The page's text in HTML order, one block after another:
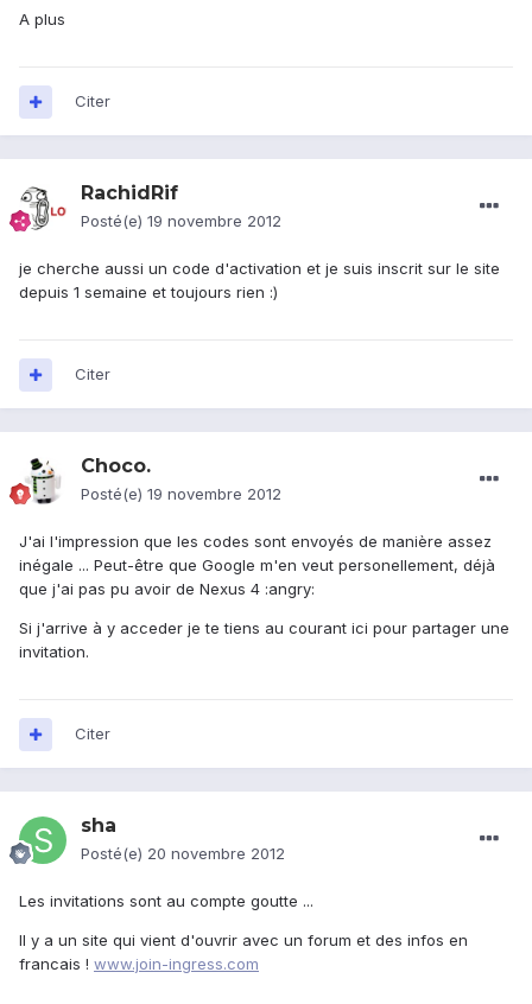
A plus
Citer
RachidRif
Posté(e) 19 novembre 2012
je cherche aussi un code d'activation et je suis inscrit sur le site
depuis 1 semaine et toujours rien :)
Citer
Choco.
Posté(e) 19 novembre 2012
J'ai l'impression que les codes sont envoyés de manière assez
inégale ... Peut-être que Google m'en veut personellement, déjà
que j'ai pas pu avoir de Nexus 4 :angry:
Si j'arrive à y acceder je te tiens au courant ici pour partager une
invitation.
Citer
sha
Posté(e) 20 novembre 2012
Les invitations sont au compte goutte ...
Il y a un site qui vient d'ouvrir avec un forum et des infos en
francais ! www.join-ingress.com